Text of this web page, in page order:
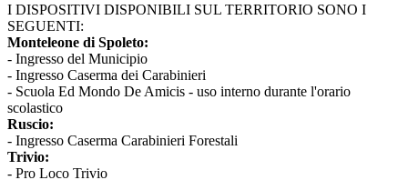
I DISPOSITIVI DISPONIBILI SUL TERRITORIO SONO I
SEGUENTI:
Monteleone di Spoleto:
- Ingresso del Municipio
- Ingresso Caserma dei Carabinieri
- Scuola Ed Mondo De Amicis - uso interno durante l'orario
scolastico
Ruscio:
- Ingresso Caserma Carabinieri Forestali
Trivio:
- Pro Loco Trivio